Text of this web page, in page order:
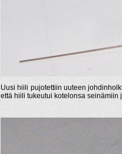
Uusi hiili pujotettiin uuteen
että hiili tukeutui kotelonsa